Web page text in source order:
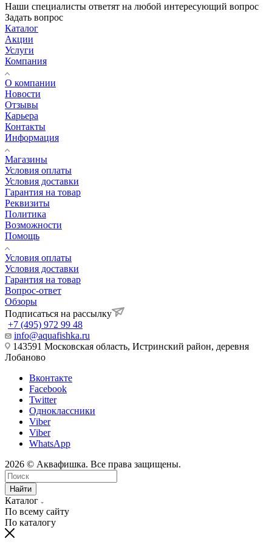
Наши специалисты ответят на любой интересующий вопрос
Задать вопрос
Каталог
Акции
Услуги
Компания
О компании
Новости
Отзывы
Карьера
Контакты
Информация
Магазины
Условия оплаты
Условия доставки
Гарантия на товар
Реквизиты
Политика
Возможности
Помощь
Условия оплаты
Условия доставки
Гарантия на товар
Вопрос-ответ
Обзоры
Подписаться на рассылку
+7 (495) 972 99 48
info@aquafishka.ru
143591 Московская область, Истринский район, деревня
Лобаново
Вконтакте
Facebook
Twitter
Одноклассники
Viber
Viber
WhatsApp
2026 © Аквафишка. Все права защищены.
Найти
Каталог
По всему сайту
По каталогу